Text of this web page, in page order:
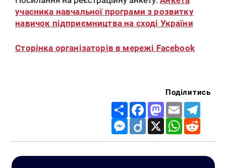
учасника навчальної програми з розвитку
навичок підприємництва на сході України
Сторінка організаторів в мережі Facebook
Поділитись
Share FacebookMastodon
Email
Messenger
Diigo X WhatsApp